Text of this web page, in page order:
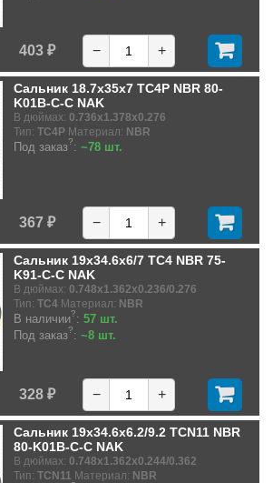
403 ₽ − +
Сальник 18.7x35x7 TC4P NBR 80-
K01B-C-C NAK
В дюймах: 0.736x1.378x0.276
Тип: TC4P Материал: NBR
Под заказ?: ~78 шт.
367 ₽ − +
Сальник 19x34.6x6/7 TC4 NBR 75-
K91-C-C NAK
В дюймах: 0.748x1.362x0.236/0.276
Тип: TC4 Материал: NBR
В наличии?: 57 шт.
Под заказ?: ~8 шт.
328 ₽ − +
Сальник 19x34.6x6.2/9.2 TCN11 NBR
80-K01B-C-C NAK
В дюймах: 0.748x1.362x0.244/0.362
Тип: TCN11 Материал: NBR